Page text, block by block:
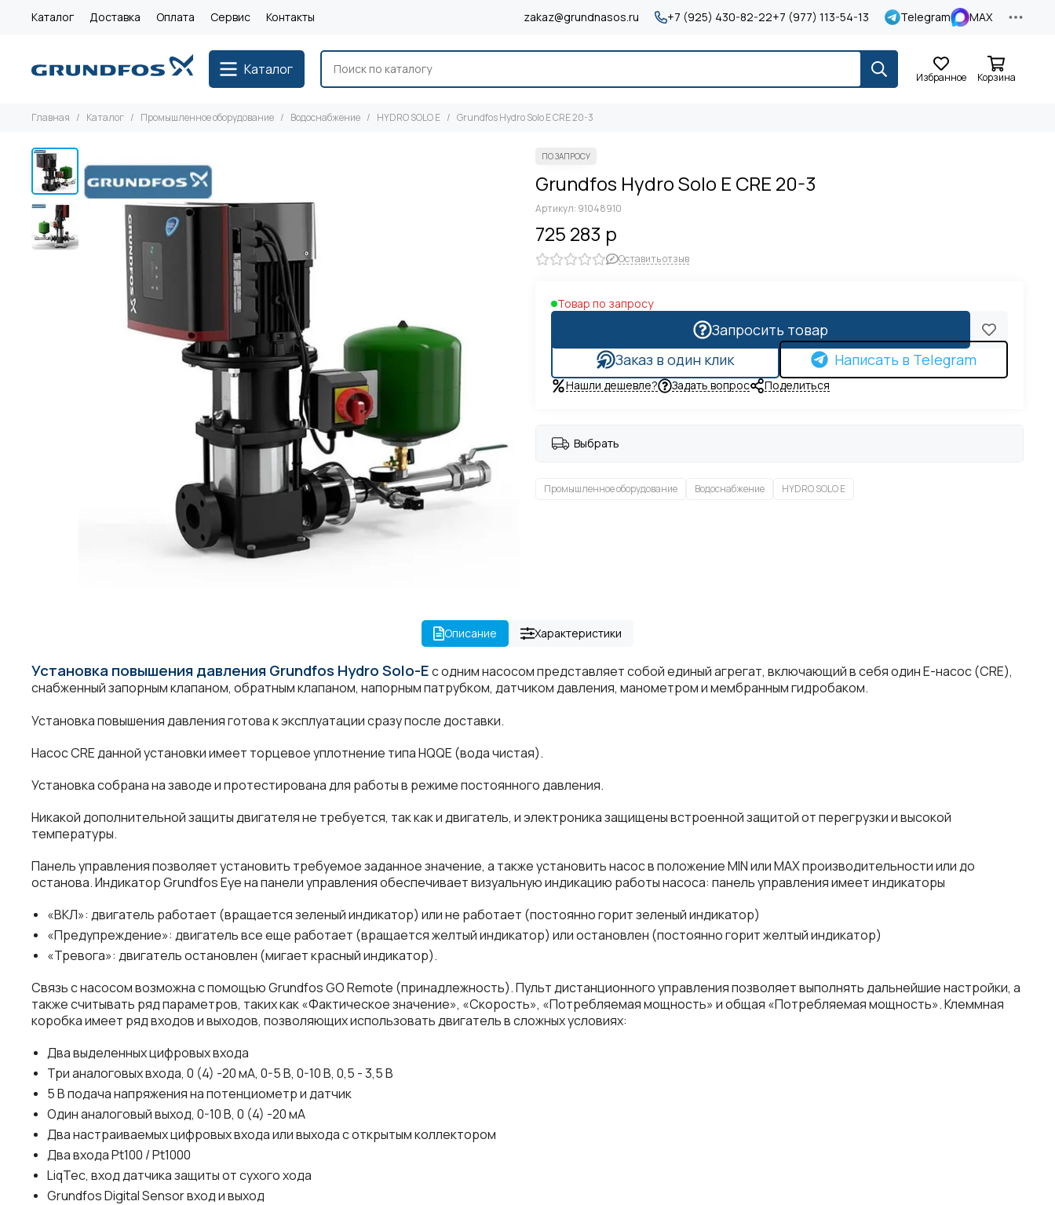
Каталог Доставка Оплата Сервис Контакты zakaz@grundnasos.ru +7 (925) 430-82-22+7 (977) 113-54-13 Telegram MAX
Каталог Избранное Корзина
Главная Каталог Промышленное оборудование Водоснабжение HYDRO SOLO E Grundfos Hydro Solo E CRE 20-3
Grundfos Hydro Solo E CRE 20-3
Артикул: 91048910
725 283 р
Оставить отзыв
Товар по запросу
Запросить товар
Заказ в один клик
Написать в Telegram
Нашли дешевле? Задать вопрос Поделиться
Выбрать
Промышленное оборудование Водоснабжение HYDRO SOLO E
Описание Характеристики
Установка повышения давления Grundfos Hydro Solo-Eс одним насосом представляет собой единый агрегат, включающий в себя один E-насос (CRE),
снабженный запорным клапаном, обратным клапаном, напорным патрубком, датчиком давления, манометром и мембранным гидробаком.
Установка повышения давления готова к эксплуатации сразу после доставки.
Насос CRE данной установки имеет торцевое уплотнение типаHQQE (вода чистая).
Установка собрана на заводе и протестирована для работы в режиме постоянного давления.
Никакой дополнительной защиты двигателя не требуется, так как и двигатель, и электроника защищены встроенной защитой от перегрузки и высокой
температуры.
Панель управления позволяет установить требуемое заданное значение, а также установить насос в положение MIN или MAX производительности или до
останова. Индикатор Grundfos Eye на панели управления обеспечивает визуальную индикацию работы насоса: панель управления имеет индикаторы
«ВКЛ»: двигатель работает (вращается зеленый индикатор) или не работает (постоянно горит зеленый индикатор)
«Предупреждение»: двигатель все еще работает (вращается желтый индикатор) или остановлен (постоянно горит желтый индикатор)
«Тревога»: двигатель остановлен (мигает красный индикатор).
Связь с насосом возможна с помощью Grundfos GO Remote (принадлежность). Пульт дистанционного управления позволяет выполнять дальнейшие настройки, а
также считывать ряд параметров, таких как «Фактическое значение», «Скорость», «Потребляемая мощность» и общая «Потребляемая мощность». Клеммная
коробка имеет ряд входов и выходов, позволяющих использовать двигатель в сложных условиях:
Два выделенных цифровых входа
Три аналоговых входа, 0 (4) -20 мА, 0-5 В, 0-10 В, 0,5 - 3,5 В
5 В подача напряжения на потенциометр и датчик
Один аналоговый выход, 0-10 В, 0 (4) -20 мА
Два настраиваемых цифровых входа или выхода с открытым коллектором
Два входа Pt100 / Pt1000
LiqTec, вход датчика защиты от сухого хода
Grundfos Digital Sensor вход и выход